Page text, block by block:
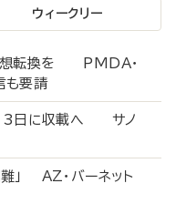
ウィークリー
想転換を PMDA・
も要請
13日に収載へ サノ
」 AZ・バーネット